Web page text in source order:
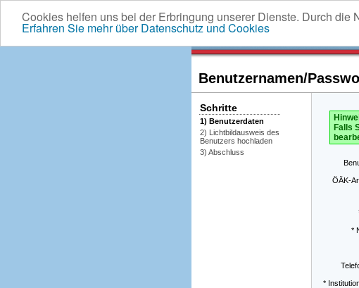
Cookies helfen uns bei der Erbringung unserer Dienste. Durch
Erfahren Sie mehr über Datenschutz und Cookies
Benutzernamen/
Schritte
1) Benutzerdaten
2) Lichtbildausweis des
Benutzers hochladen
3) Abschluss
Falls
ÖÄK-
*
*